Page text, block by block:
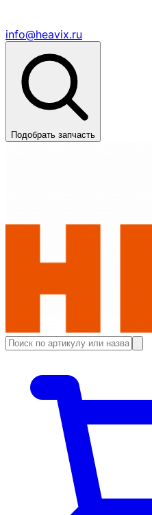
info@heavix.ru
Подобрать запчасть